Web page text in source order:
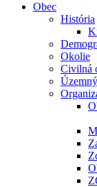
Obec
História
Okolie
Civilná